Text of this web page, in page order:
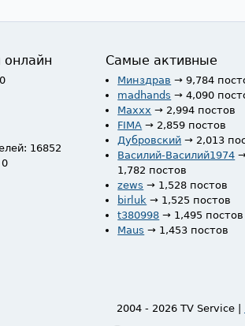
онлайн
16852
Самые активные
Минздрав → 9,784
madhands → 4,090
Maxxx → 2,994 постов
FIMA → 2,859 постов
Дубровский → 2,013
Василий-Василий1974
1,782 постов
zews → 1,528 постов
birluk → 1,525 постов
t380998 → 1,495 постов
Maus → 1,453 постов
2004 - 2026 TV Service |